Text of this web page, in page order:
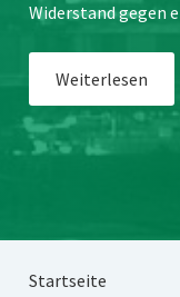
Widerstand gegen
Weiterlesen
Startseite